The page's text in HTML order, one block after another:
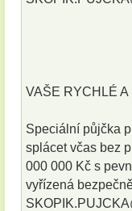
VAŠE RYCHLÉ
Speciální půjčka
splácet včas bez
000 000 Kč s
vyřízená